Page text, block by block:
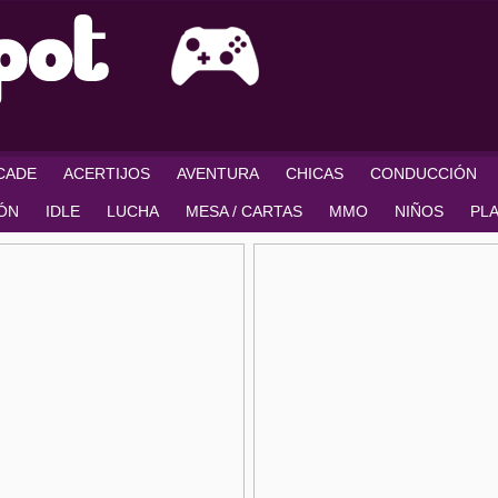
ACERTIJOS AVENTURA CHICAS CONDUCCIÓN
IDLE LUCHA MESA / CARTAS MMO NIÑOS